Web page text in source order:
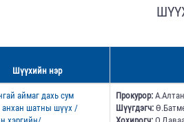
Шүүхийн нэр
аймаг дахь сум
шатны шүүх /
Прокурор:
Шүүгдэгч: